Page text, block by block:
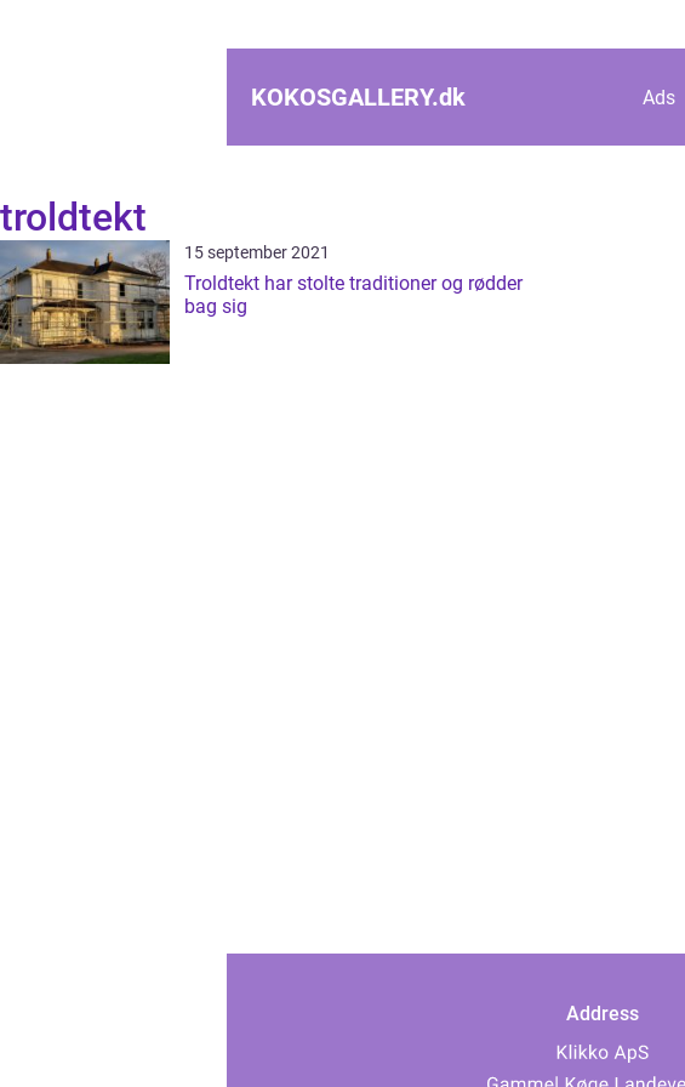
KOKOSGALLERY.dk Ads
troldtekt
15 september 2021
Troldtekt har stolte traditioner og rødder
bag sig
Address